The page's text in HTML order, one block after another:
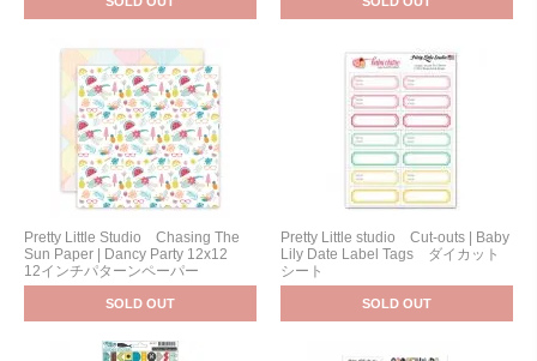
Pretty Little Studio Chasing The
Sun Paper | Dancy Party 12x12
12インチパターンペーパー
SOLD OUT
Pretty Little studio Cut-outs | Baby
Lily Date Label Tags ダイカット
シート
SOLD OUT